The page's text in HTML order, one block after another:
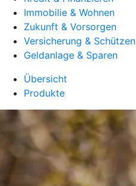
Immobilie & Wohnen
Zukunft & Vorsorgen
Versicherung & Schützen
Geldanlage & Sparen
Übersicht
Produkte